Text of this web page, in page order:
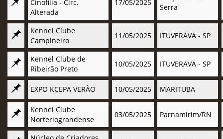
Cinofilia - Circ.
Alterada
17/05/2025
Serra
Kennel Clube
Campineiro
11/05/2025 ITUVERAVA - SP
Kennel Clube de
Ribeirão Preto
10/05/2025 ITUVERAVA - SP
EXPO KCEPA VERÃO 10/05/2025 MARITUBA
Kennel Clube
Norteriograndense
03/05/2025 Parnamirim/RN